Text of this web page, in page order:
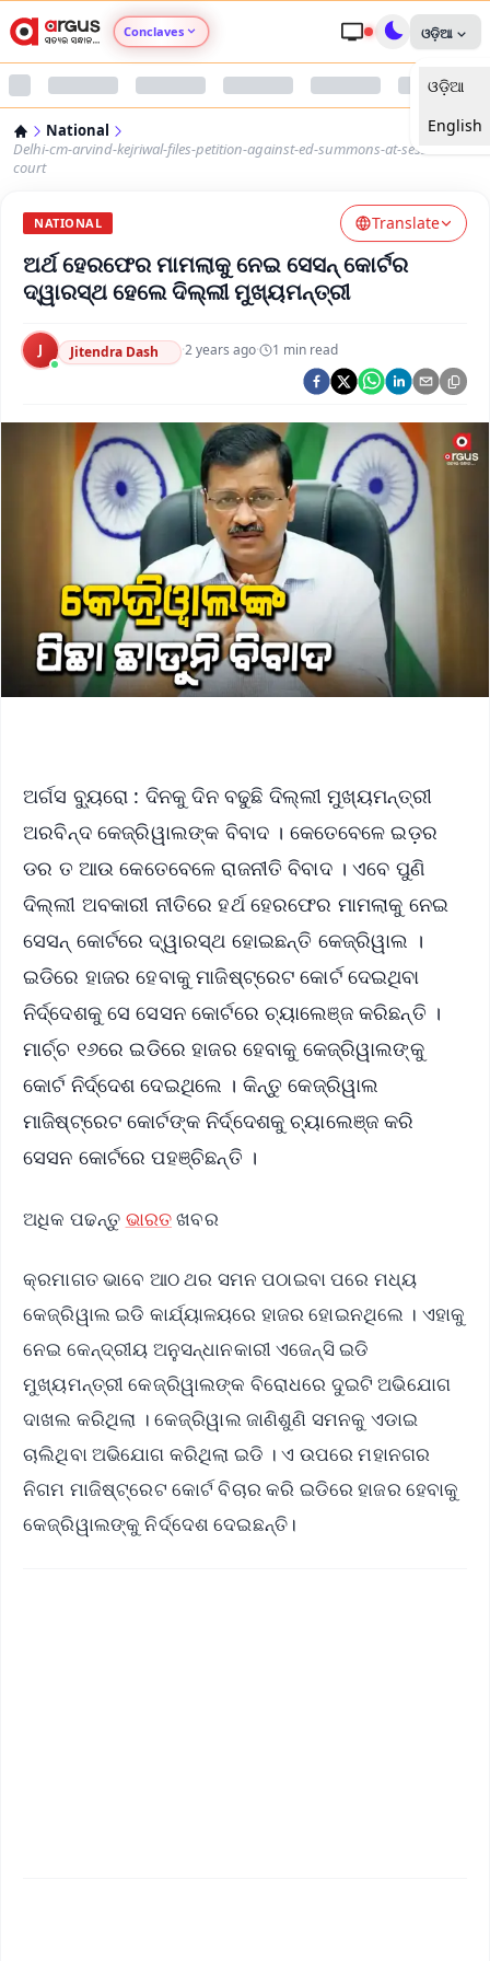
Conclaves
Argus Nari Shakti
Argus Health Connect
Argus Chalo Dekhein Apna Desh
ଓଡ଼ିଆ
ଓଡ଼ିଆ
English
National
Delhi-cm-arvind-kejriwal-files-petition-against-ed-summons-at-sessions-
court
NATIONAL Translate
ଅର୍ଥ ହେରଫେର ମାମଲାକୁ ନେଇ ସେସନ୍ କୋର୍ଟର
ଦ୍ୱାରସ୍ଥ ହେଲେ ଦିଲ୍ଲୀ ମୁଖ୍ୟମନ୍ତ୍ରୀ
J Jitendra Dash ·2 years ago· 1 min read
ଅର୍ଗସ ବ୍ୟୁରୋ : ଦିନକୁ ଦିନ ବଢୁଛି ଦିଲ୍ଲୀ ମୁଖ୍ୟମନ୍ତ୍ରୀ
ଅରବିନ୍ଦ କେଜ୍ରିୱାଲଙ୍କ ବିବାଦ । କେତେବେଳେ ଇଡ଼ର
ଡର ତ ଆଉ କେତେବେଳେ ରାଜନୀତି ବିବାଦ । ଏବେ ପୁଣି
ଦିଲ୍ଲୀ ଅବକାରୀ ନୀତିରେ ହର୍ଥ ହେରଫେର ମାମଲାକୁ ନେଇ
ସେସନ୍ କୋର୍ଟରେ ଦ୍ୱାରସ୍ଥ ହୋଇଛନ୍ତି କେଜ୍ରିୱାଲ ।
ଇଡିରେ ହାଜର ହେବାକୁ ମାଜିଷ୍ଟ୍ରେଟ କୋର୍ଟ ଦେଇଥିବା
ନିର୍ଦ୍ଦେଶକୁ ସେ ସେସନ କୋର୍ଟରେ ଚ୍ୟାଲେଞ୍ଜ କରିଛନ୍ତି ।
ମାର୍ଚ୍ଚ ୧୬ରେ ଇଡିରେ ହାଜର ହେବାକୁ କେଜ୍ରିୱାଲଙ୍କୁ
କୋର୍ଟ ନିର୍ଦ୍ଦେଶ ଦେଇଥିଲେ । କିନ୍ତୁ କେଜ୍ରିୱାଲ
ମାଜିଷ୍ଟ୍ରେଟ କୋର୍ଟଙ୍କ ନିର୍ଦ୍ଦେଶକୁ ଚ୍ୟାଲେଞ୍ଜ କରି
ସେସନ କୋର୍ଟରେ ପହଞ୍ଚିଛନ୍ତି ।
ଅଧିକ ପଢନ୍ତୁ ଭାରତଖବର
କ୍ରମାଗତ ଭାବେ ଆଠ ଥର ସମନ ପଠାଇବା ପରେ ମଧ୍ୟ
କେଜ୍ରିୱାଲ ଇଡି କାର୍ଯ୍ୟାଳୟରେ ହାଜର ହୋଇନଥିଲେ । ଏହାକୁ
ନେଇ କେନ୍ଦ୍ରୀୟ ଅନୁସନ୍ଧାନକାରୀ ଏଜେନ୍ସି ଇଡି
ମୁଖ୍ୟମନ୍ତ୍ରୀ କେଜ୍ରିୱାଲଙ୍କ ବିରୋଧରେ ଦୁଇଟି ଅଭିଯୋଗ
ଦାଖଲ କରିଥିଲା । କେଜ୍ରିୱାଲ ଜାଣିଶୁଣି ସମନକୁ ଏଡାଇ
ଚାଲିଥିବା ଅଭିଯୋଗ କରିଥିଲା ଇଡି । ଏ ଉପରେ ମହାନଗର
ନିଗମ ମାଜିଷ୍ଟ୍ରେଟ କୋର୍ଟ ବିଚାର କରି ଇଡିରେ ହାଜର ହେବାକୁ
କେଜ୍ରିୱାଲଙ୍କୁ ନିର୍ଦ୍ଦେଶ ଦେଇଛନ୍ତି।